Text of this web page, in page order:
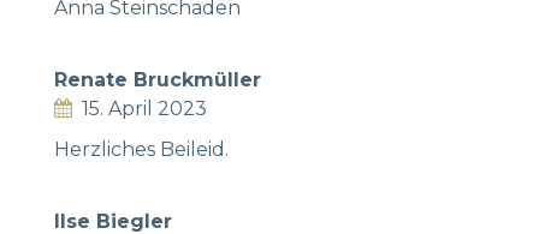
Anna Steinschaden
Renate Bruckmüller
15. April 2023
Herzliches Beileid.
Ilse Biegler